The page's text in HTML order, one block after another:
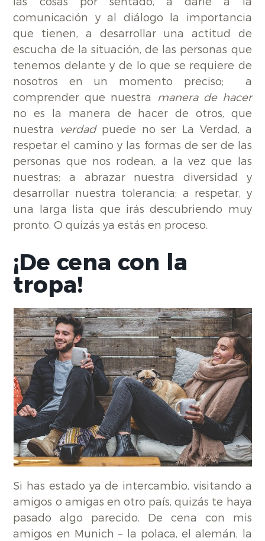
comunicación y al diálogo la importancia
que tienen, a desarrollar una actitud de
escucha de la situación, de las personas que
tenemos delante y de lo que se requiere de
nosotros en un momento preciso; a
comprender que nuestra manera de hacer
no es la manera de hacer de otros, que
nuestra verdadpuede no ser La Verdad, a
respetar el camino y las formas de ser de las
personas que nos rodean, a la vez que las
nuestras; a abrazar nuestra diversidad y
desarrollar nuestra tolerancia; a respetar, y
una larga lista que irás descubriendo muy
pronto. O quizás ya estás en proceso.
¡De cena con la
tropa!
Si has estado ya de intercambio, visitando a
amigos o amigas en otro país, quizás te haya
pasado algo parecido. De cena con mis
amigos en Munich – la polaca, el alemán, la